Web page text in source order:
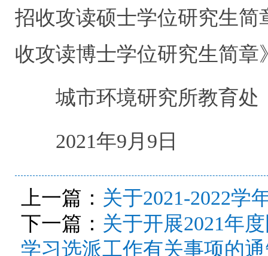
招收攻读硕士学位研究生简
收攻读博士学位研究生
城市环境研究所教
2021年9月9日
上一篇： 关于2021-2022学
下一篇： 关于开展2021年
学习选派工作有关事项的